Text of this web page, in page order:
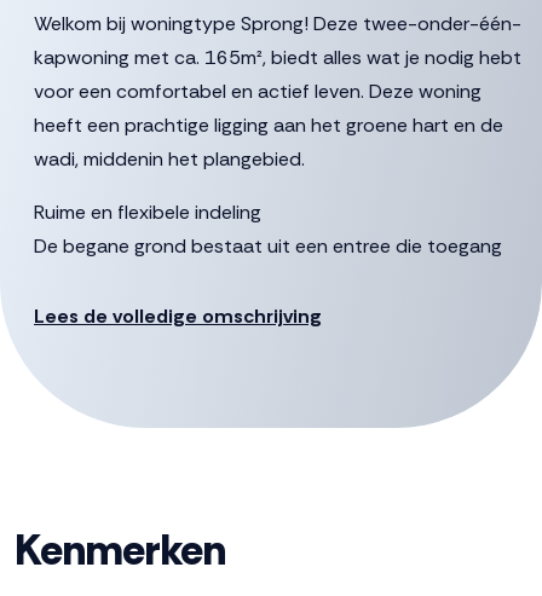
Welkom bij woningtype Sprong! Deze twee-onder-één-
kapwoning met ca. 165m², biedt alles wat je nodig hebt
voor een comfortabel en actief leven. Deze woning
heeft een prachtige ligging aan het groene hart en de
wadi, middenin het plangebied.
Ruime en flexibele indeling
De begane grond bestaat uit een entree die toegang
ook bij de hobbykamer, die je naar eigen wens kunt
slaapkamer met badkamer op de begane grond of een
speel-/game kamer voor de kinderen? Het kan allemaal!
een nog ruimere, lichte woonkamer.
Lees de volledige omschrijving
Kenmerken